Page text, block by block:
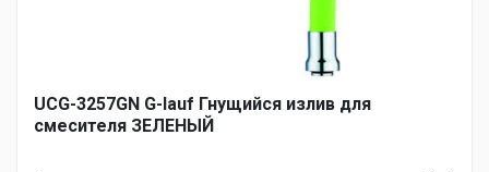
UCG-3257GN G-lauf Гнущийся излив для
смесителя ЗЕЛЕНЫЙ